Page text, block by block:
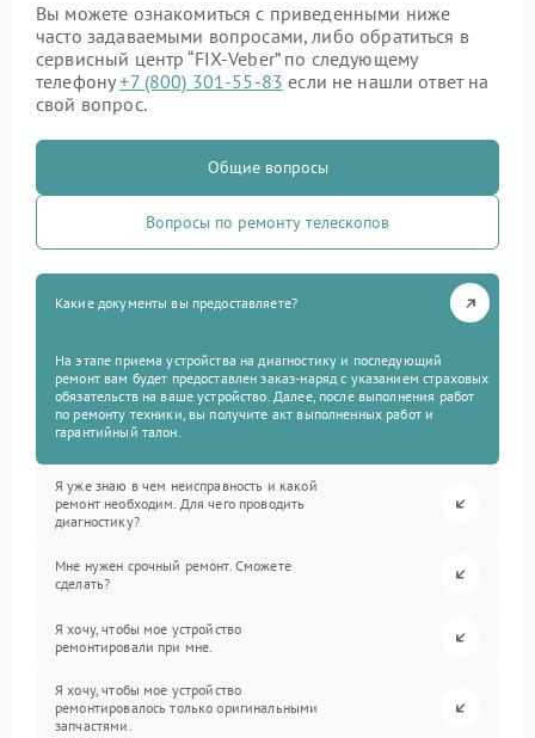
Вы можете ознакомиться с приведенными ниже
часто задаваемыми вопросами, либо обратиться в
сервисный центр “FIX-Veber” по следующему
телефону+7 (800) 301-55-83 если не нашли ответ на
свой вопрос.
Общие вопросы
Вопросы по ремонту телескопов
Какие документы вы предоставляете?
На этапе приема устройства на диагностику и последующий
ремонт вам будет предоставлен заказ-наряд с указанием страховых
обязательств на ваше устройство. Далее, после выполнения работ
по ремонту техники, вы получите акт выполненных работ и
гарантийный талон.
Я уже знаю в чем неисправность и какой
ремонт необходим. Для чего проводить
диагностику?
Мне нужен срочный ремонт. Сможете
сделать?
Я хочу, чтобы мое устройство
ремонтировали при мне.
Я хочу, чтобы мое устройство
ремонтировалось только оригинальными
запчастями.